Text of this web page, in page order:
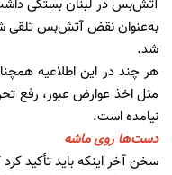
آتش‌بس در لبنان بستگی داشت
به‌عنوان نقض آتش‌بس تلقی
شد.
هر چند در این اطلاعیه
مثل اخذ عوارض عبور، رفع
نیامده است.
دست‌ها روی ماشه
سخن آخر اینکه باید تأکید